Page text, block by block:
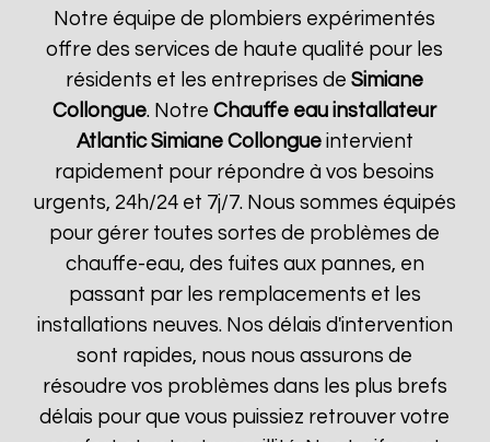
Notre équipe de plombiers expérimentés
offre des services de haute qualité pour les
résidents et les entreprises deSimiane
Collongue. NotreChauffe eau installateur
Atlantic Simiane Collongueintervient
rapidement pour répondre à vos besoins
urgents, 24h/24 et 7j/7. Nous sommes équipés
pour gérer toutes sortes de problèmes de
chauffe-eau, des fuites aux pannes, en
passant par les remplacements et les
installations neuves. Nos délais d'intervention
sont rapides, nous nous assurons de
résoudre vos problèmes dans les plus brefs
délais pour que vous puissiez retrouver votre